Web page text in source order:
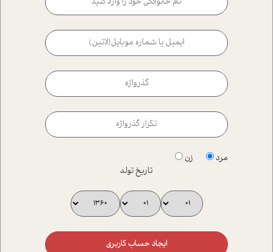
مرد
زن
تاریخ تولد
ایجاد حساب کاربری